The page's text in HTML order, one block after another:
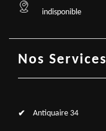
indisponible
Nos Services
Antiquaire 34